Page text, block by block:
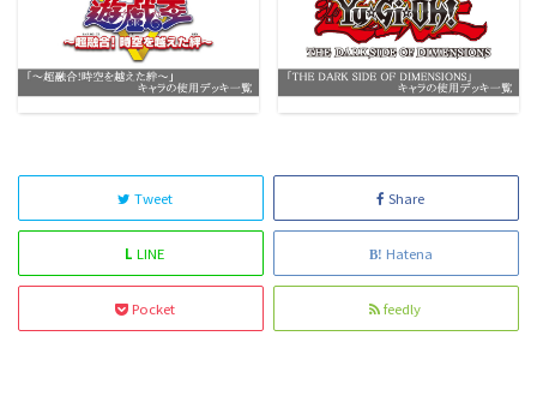
Tweet Share
L LINE Hatena
Pocket feedly